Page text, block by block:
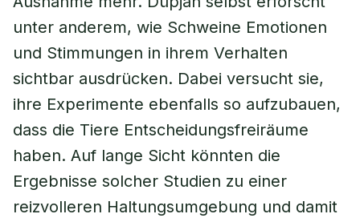
unter anderem, wie Schweine Emotionen
und Stimmungen in ihrem Verhalten
sichtbar ausdrücken. Dabei versucht sie,
ihre Experimente ebenfalls so aufzubauen,
dass die Tiere Entscheidungsfreiräume
haben. Auf lange Sicht könnten die
Ergebnisse solcher Studien zu einer
reizvolleren Haltungsumgebung und damit